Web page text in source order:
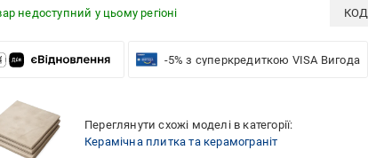
недоступний у цьому регіоні КОД
-5% з суперкредиткою VISA Вигода
Переглянути схожі моделі в категорії:
Керамічна плитка та керамограніт